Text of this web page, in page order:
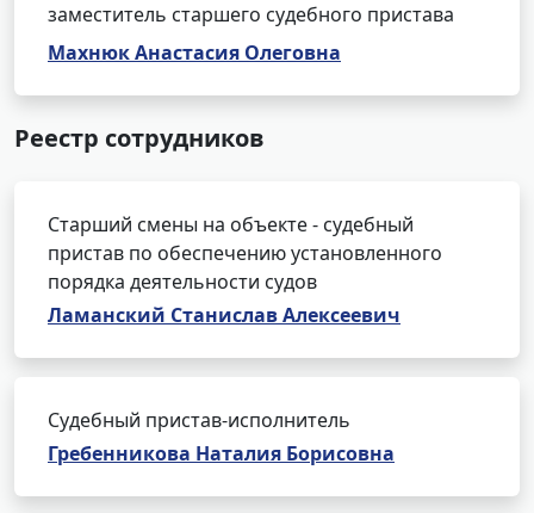
заместитель старшего судебного пристава
Махнюк Анастасия Олеговна
Реестр сотрудников
Старший смены на объекте - судебный
пристав по обеспечению установленного
порядка деятельности судов
Ламанский Станислав Алексеевич
Судебный пристав-исполнитель
Гребенникова Наталия Борисовна